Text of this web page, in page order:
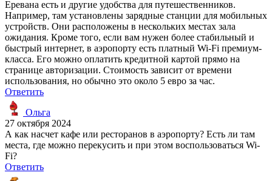
Еревана есть и другие удобства для путешественников.
Например, там установлены зарядные станции для мобильных
устройств. Они расположены в нескольких местах зала
ожидания. Кроме того, если вам нужен более стабильный и
быстрый интернет, в аэропорту есть платный Wi-Fi премиум-
класса. Его можно оплатить кредитной картой прямо на
странице авторизации. Стоимость зависит от времени
использования, но обычно это около 5 евро за час.
Ответить
Ольга
27 октября 2024
А как насчет кафе или ресторанов в аэропорту? Есть ли там
места, где можно перекусить и при этом воспользоваться Wi-
Fi?
Ответить